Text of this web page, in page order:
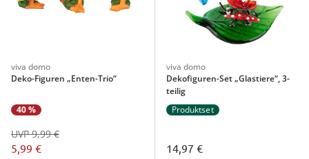
viva domo
Deko-Figuren „Enten-Trio“
40 %
5,99 €
UVP 9,99 €
viva domo
Dekofiguren-Set „Glastiere“, 3-
teilig
Produktset
14,97 €